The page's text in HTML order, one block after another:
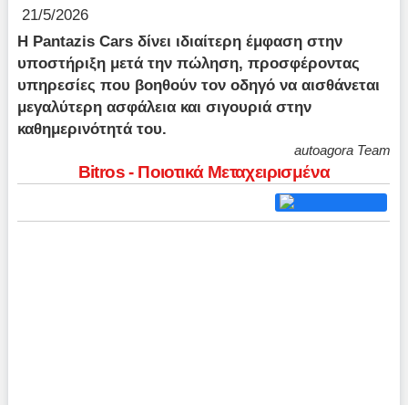
21/5/2026
Η Pantazis Cars δίνει ιδιαίτερη έμφαση στην
υποστήριξη μετά την πώληση, προσφέροντας
υπηρεσίες που βοηθούν τον οδηγό να αισθάνεται
μεγαλύτερη ασφάλεια και σιγουριά στην
καθημερινότητά του.
autoagora Team
Bitros - Ποιοτικά Μεταχειρισμένα